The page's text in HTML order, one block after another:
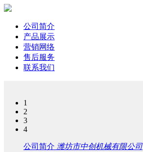
公司简介
产品展示
营销网络
售后服务
联系我们
1
2
3
4
公司简介 潍坊市中创机械有限公司